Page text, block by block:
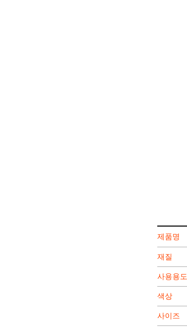
제품명
재질
사용용도
색상
사이즈